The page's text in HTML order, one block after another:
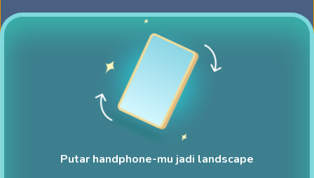
Putar handphone-mu jadi landscape